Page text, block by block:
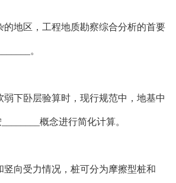
地区，工程地质勘察综合分析的首要
。
下卧层验算时，现行规范中，地基中
概念进行简化计算。
向受力情况，桩可分为摩擦型桩和